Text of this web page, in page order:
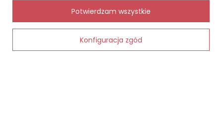
Dodaj do koszyka
Chcę zwrócić produkt
Kontakt
Konfiguracja zgód
Potwierdzam wszystkie